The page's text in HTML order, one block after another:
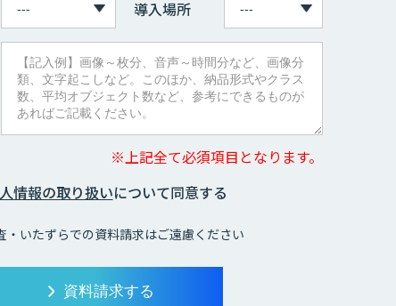
導入場所
※上記全て必須項目となります。
情報の取り扱いについて同意する
いたずらでの資料請求はご遠慮ください